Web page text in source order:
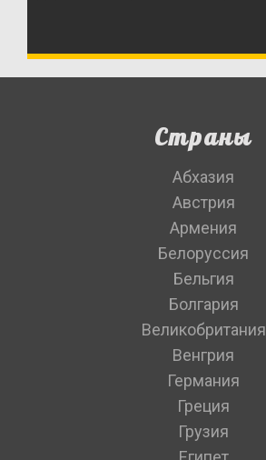
Страны
Абхазия
Австрия
Армения
Белоруссия
Бельгия
Болгария
Великобритания
Венгрия
Германия
Греция
Грузия